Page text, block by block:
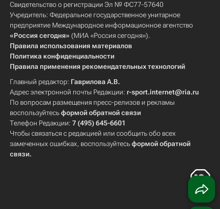
Свидетельство о регистрации Эл № ФС77-57640
Учредитель: Федеральное государственное унитарное
предприятие Международное информационное агентство
«Россия сегодня» (МИА «Россия сегодня»).
Правила использования материалов
Политика конфиденциальности
Правила применения рекомендательных технологий
Главный редактор: Гаврилова А.В.
Адрес электронной почты Редакции: r-sport.internet@ria.ru
По вопросам размещения пресс-релизов и рекламы
воспользуйтесьформой обратной связи
Телефон Редакции: 7 (495) 645-6601
Чтобы связаться с редакцией или сообщить обо всех
замеченных ошибках, воспользуйтесьформой обратной
связи.